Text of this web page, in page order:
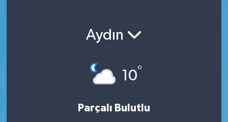
Aydın
10°
Parçalı Bulutlu